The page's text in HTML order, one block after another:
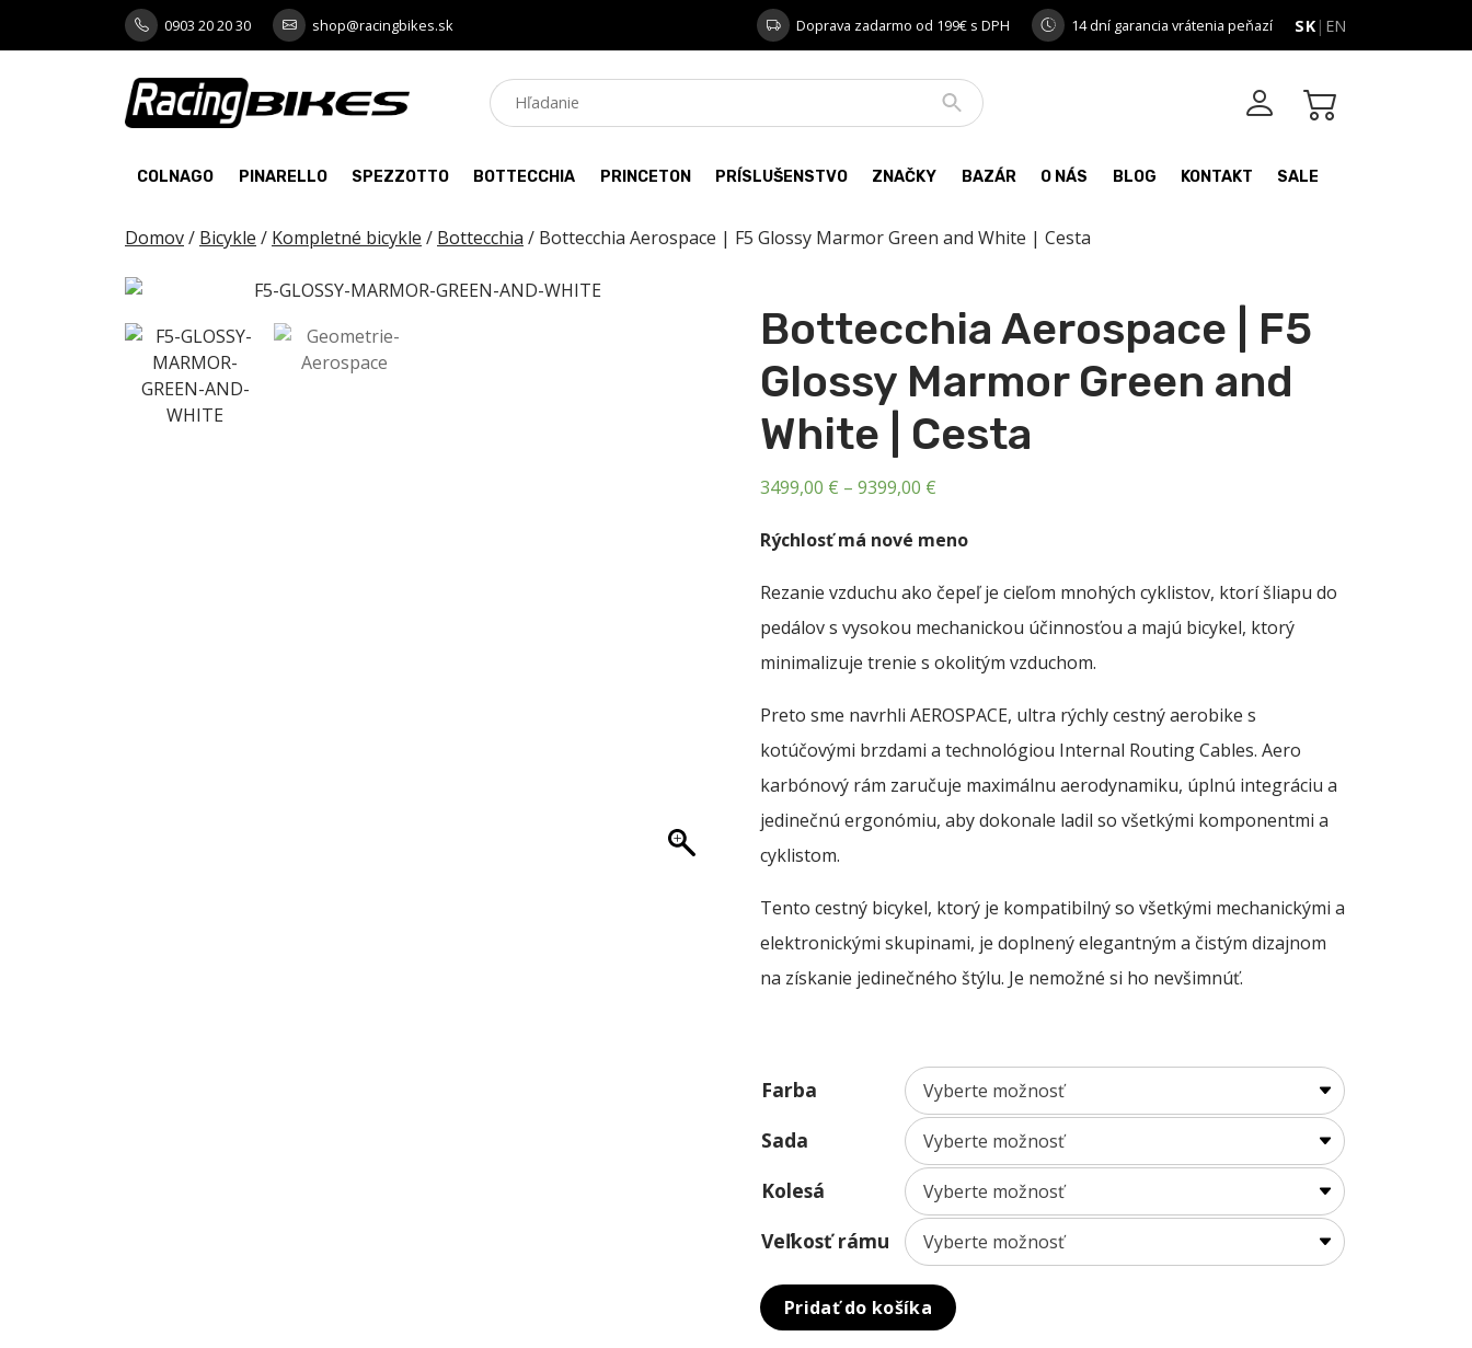
0903 20 20 30 shop@racingbikes.sk Doprava zadarmo od 199€ s DPH 14 dní garancia vrátenia peňazí SK | EN
COLNAGO PINARELLO SPEZZOTTO BOTTECCHIA PRINCETON PRÍSLUŠENSTVO ZNAČKY BAZÁR O NÁS BLOG KONTAKT SALE
Domov/ Bicykle / Kompletné bicykle / Bottecchia / Bottecchia Aerospace | F5 Glossy Marmor Green and White | Cesta
Bottecchia Aerospace | F5
Glossy Marmor Green and
White | Cesta
3499,00 € – 9399,00 €
through
9399,00 €
Rýchlosť má nové meno
Rezanie vzduchu ako čepeľ je cieľom mnohých cyklistov, ktorí šliapu do
pedálov s vysokou mechanickou účinnosťou a majú bicykel, ktorý
minimalizuje trenie s okolitým vzduchom.
Preto sme navrhli AEROSPACE, ultra rýchly cestný aerobike s
kotúčovými brzdami a technológiou Internal Routing Cables. Aero
karbónový rám zaručuje maximálnu aerodynamiku, úplnú integráciu a
jedinečnú ergonómiu, aby dokonale ladil so všetkými komponentmi a
cyklistom.
Tento cestný bicykel, ktorý je kompatibilný so všetkými mechanickými a
elektronickými skupinami, je doplnený elegantným a čistým dizajnom
na získanie jedinečného štýlu. Je nemožné si ho nevšimnúť.
Farba
Sada
Kolesá
Veľkosť rámu
Pridať do košíka